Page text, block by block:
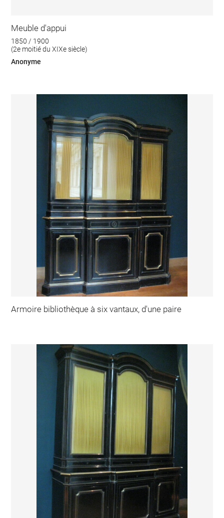
Meuble d'appui
1850 / 1900
(2e moitié du XIXe siècle)
Anonyme
Armoire bibliothèque à six vantaux, d'une paire